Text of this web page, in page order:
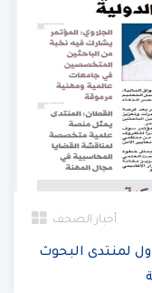
أخبار الصحف
لمنتدى البحوث